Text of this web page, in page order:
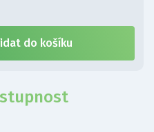
do košíku